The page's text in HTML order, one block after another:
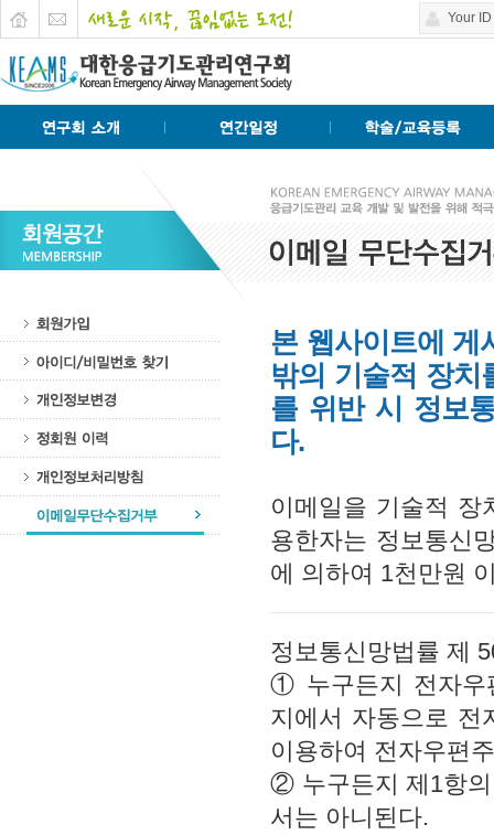
본 웹사이트에 게
밖의 기술적 장치
를 위반 시 정보
다.
이메일을 기술적
용한자는 정보통신
에 의하여 1천만원
정보통신망법률 제
① 누구든지 전자우
지에서 자동으로 전
이용하여 전자우편
② 누구든지 제1항의
서는 아니된다.